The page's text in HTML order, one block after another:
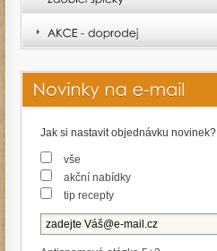
Jak si nastavit objednávku novinek?
vše
akční nabídky
tip recepty